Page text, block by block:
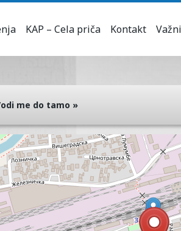
KAP – Cela priča Kontakt
me do tamo »